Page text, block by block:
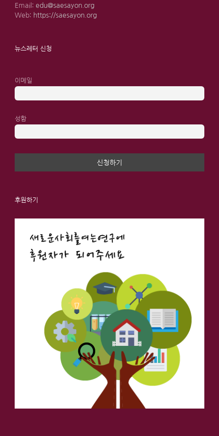
Email: edu@saesayon.org
Web: https://saesayon.org
뉴스레터 신청
이메일
성함
후원하기